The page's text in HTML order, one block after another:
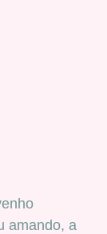
amando, a